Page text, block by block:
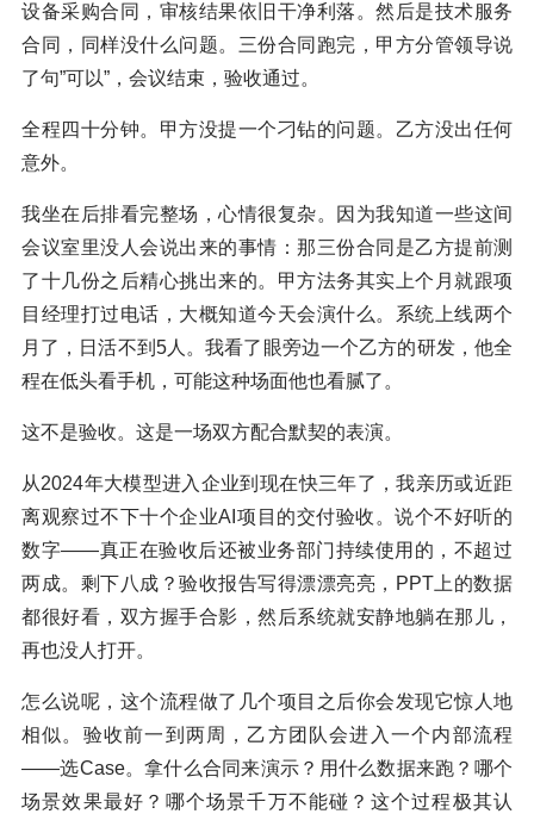
设备采购合同，审核结果依旧干净利落。然后是技术服务
合同，同样没什么问题。三份合同跑完，甲方分管领导说
了句”可以”，会议结束，验收通过。
全程四十分钟。甲方没提一个刁钻的问题。乙方没出任何
意外。
我坐在后排看完整场，心情很复杂。因为我知道一些这间
会议室里没人会说出来的事情：那三份合同是乙方提前测
了十几份之后精心挑出来的。甲方法务其实上个月就跟项
目经理打过电话，大概知道今天会演什么。系统上线两个
月了，日活不到5人。我看了眼旁边一个乙方的研发，他全
程在低头看手机，可能这种场面他也看腻了。
这不是验收。这是一场双方配合默契的表演。
从2024年大模型进入企业到现在快三年了，我亲历或近距
离观察过不下十个企业AI项目的交付验收。说个不好听的
数字——真正在验收后还被业务部门持续使用的，不超过
两成。剩下八成？验收报告写得漂漂亮亮，PPT上的数据
都很好看，双方握手合影，然后系统就安静地躺在那儿，
再也没人打开。
怎么说呢，这个流程做了几个项目之后你会发现它惊人地
相似。验收前一到两周，乙方团队会进入一个内部流程
——选Case。拿什么合同来演示？用什么数据来跑？哪个
场景效果最好？哪个场景千万不能碰？这个过程极其认